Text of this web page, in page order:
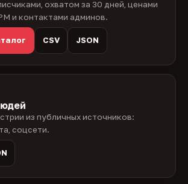
охватом за 30 дней, ценами
и контактами админов.
CSV JSON
из публичных источников:
соцсети.